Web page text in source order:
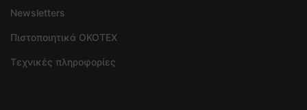
Newsletters
Πιστοποιητικά OKOTEX
Τεχνικές πληροφορίες